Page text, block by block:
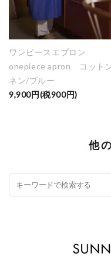
ワンピースエプロン
onepiece apron コット
ネン/ブルー
9,900円(税900円)
他